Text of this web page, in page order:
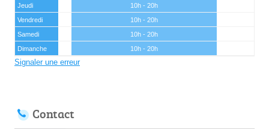
Jeudi
10h - 20h
Vendredi
10h - 20h
Samedi
10h - 20h
Dimanche
10h - 20h
Signaler une erreur
Contact